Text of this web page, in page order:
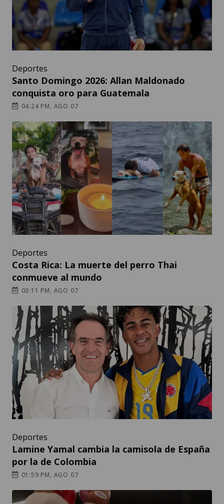
Deportes
Santo Domingo 2026: Allan Maldonado
conquista oro para Guatemala
04:24 PM, AGO 07
Deportes
Costa Rica: La muerte del perro Thai
conmueve al mundo
03:11 PM, AGO 07
Deportes
Lamine Yamal cambia la camisola de España
por la de Colombia
01:59 PM, AGO 07